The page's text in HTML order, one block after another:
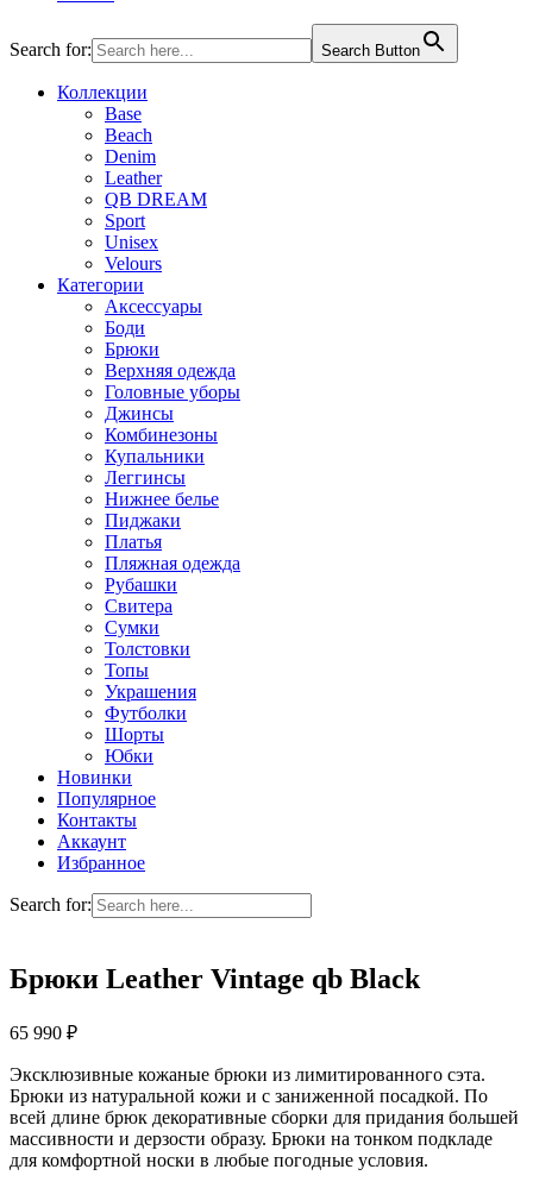
Search for: Search Button
Коллекции
Base
Beach
Denim
Leather
QB DREAM
Sport
Unisex
Velours
Категории
Аксессуары
Боди
Брюки
Верхняя одежда
Головные уборы
Джинсы
Комбинезоны
Купальники
Леггинсы
Нижнее белье
Пиджаки
Платья
Пляжная одежда
Рубашки
Свитера
Сумки
Толстовки
Топы
Украшения
Футболки
Шорты
Юбки
Новинки
Популярное
Контакты
Аккаунт
Избранное
Search for:
Брюки Leather Vintage qb Black
65 990 ₽
Эксклюзивные кожаные брюки из лимитированного сэта.
Брюки из натуральной кожи и с заниженной посадкой. По
всей длине брюк декоративные сборки для придания большей
массивности и дерзости образу. Брюки на тонком подкладе
для комфортной носки в любые погодные условия.